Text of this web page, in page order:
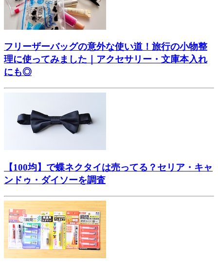
フリーザーバッグの意外な使い道！旅行の小物整
理に使ってみました｜アクセサリー・文庫本入れ
にも◎
【100均】で蝶ネクタイは売ってる？セリア・キャ
ンドゥ・ダイソーを調査